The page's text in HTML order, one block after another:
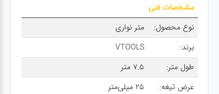
کیف و
جبعه
ابزار
انواع
باتری ها
مشخصات فنی
نوع محصول:
متر نواری
برند:
VTOOLS
طول متر:
7.5 متر
عرض تیغه:
25 میلی‌متر